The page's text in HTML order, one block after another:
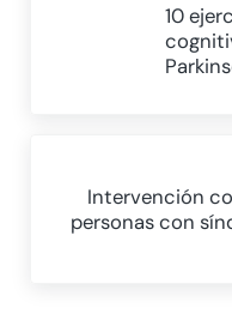
10
Intervención
personas con